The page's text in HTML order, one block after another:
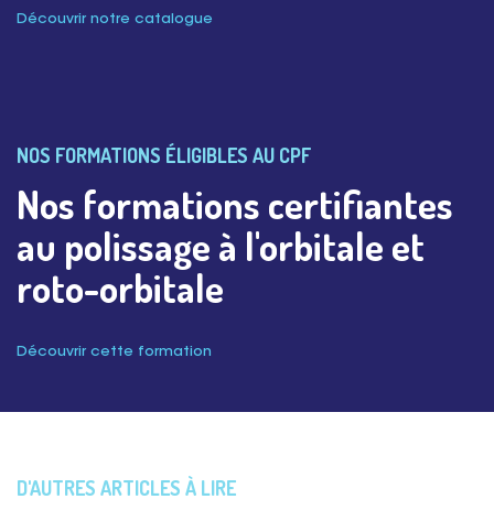
Découvrir notre catalogue
NOS FORMATIONS ÉLIGIBLES AU CPF
Nos formations certifiantes
au polissage à l'orbitale et
roto-orbitale
Découvrir cette formation
D'AUTRES ARTICLES À LIRE